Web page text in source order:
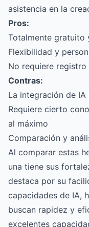
asistencia en la
Pros:
Totalmente
Flexibilidad y
No requiere registro
Contras:
La integración de
Requiere cierto
al máximo
Comparación y
Al comparar estas
una tiene sus
destaca por su
capacidades de IA,
buscan rapidez y
excelentes